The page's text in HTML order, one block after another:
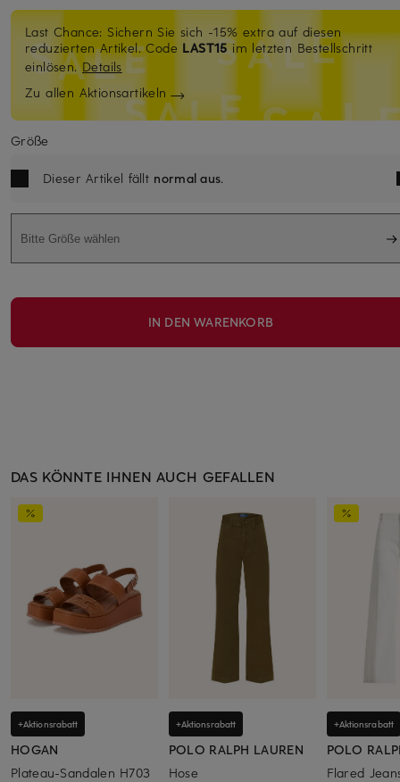
Last Chance: Sichern Sie sich -15% extra auf diesen
reduzierten Artikel. Code LAST15im letzten Bestellschritt
einlösen.Details
Zu allen Aktionsartikeln
Größe
Dieser Artikel fällt normal aus.
Bitte Größe wählen
IN DEN WARENKORB
DAS KÖNNTE IHNEN AUCH GEFALLEN
+Aktionsrabatt
HOGAN
Plateau-Sandalen H703
+Aktionsrabatt
POLO RALPH LAUREN
Hose
+Aktionsrabatt
POLO
Flared